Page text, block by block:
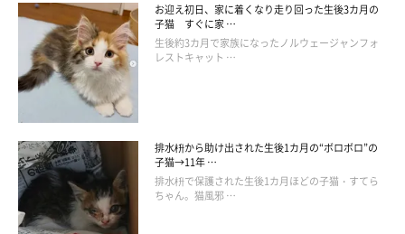
お迎え初日、家に着くなり走り回った生後3カ月の
子猫 すぐに家 …
生後約3カ月で家族になったノルウェージャンフォ
レストキャット …
排水枡から助け出された生後1カ月の“ボロボロ”の
子猫→11年 …
排水枡で保護された生後1カ月ほどの子猫・すてら
ちゃん。猫風邪 …